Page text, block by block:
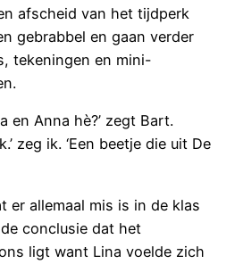
afscheid van het tijdperk
gebrabbel en gaan verder
tekeningen en mini-
en Anna hè?’ zegt Bart.
zeg ik. ‘Een beetje die uit De
er allemaal mis is in de klas
conclusie dat het
ligt want Lina voelde zich